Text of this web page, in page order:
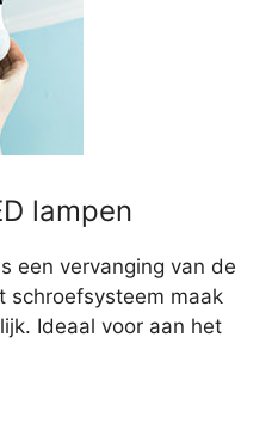
lampen
een vervanging van de
schroefsysteem maak
Ideaal voor aan het